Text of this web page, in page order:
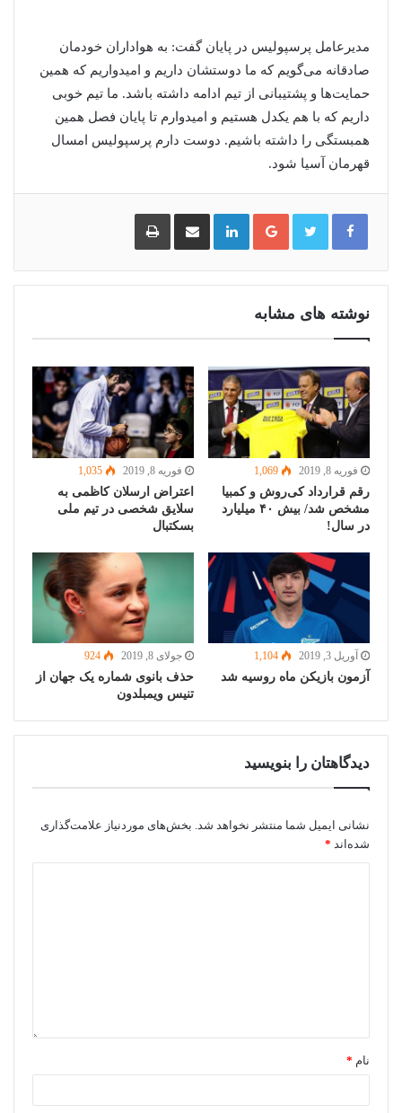
مدیرعامل پرسپولیس در پایان گفت: به هواداران خودمان
صادقانه می‌گویم که ما دوستشان داریم و امیدواریم که همین
حمایت‌ها و پشتیبانی از تیم ادامه داشته باشد. ما تیم خوبی
داریم که با هم یکدل هستیم و امیدوارم تا پایان فصل همین
همبستگی را داشته باشیم. دوست دارم پرسپولیس امسال
قهرمان آسیا شود.
گوگل
پلاس
لینکدین اشتراک
گذاری
ایمیل
چاپ
نوشته های مشابه
فوریه 8, 2019 1,069
رقم قرارداد کی‌روش و کمبیا
مشخص شد/ بیش ۴۰ میلیارد
در سال!
فوریه 8, 2019 1,035
اعتراض ارسلان کاظمی به
سلایق شخصی در تیم ملی
بسکتبال
آوریل 3, 2019 1,104
آزمون بازیکن ماه روسیه شد
جولای 8, 2019 924
حذف بانوی شماره یک جهان از
تنیس ویمبلدون
دیدگاهتان را بنویسید
نشانی ایمیل شما منتشر نخواهد شد. بخش‌های موردنیاز علامت‌گذاری
شده‌اند *
نام *